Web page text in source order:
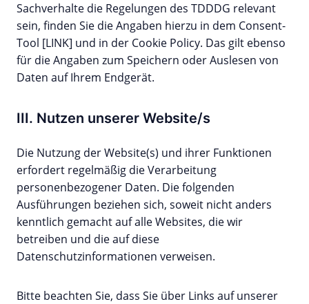
Sachverhalte die Regelungen des TDDDG relevant
sein, finden Sie die Angaben hierzu in dem Consent-
Tool [LINK] und in der Cookie Policy. Das gilt ebenso
für die Angaben zum Speichern oder Auslesen von
Daten auf Ihrem Endgerät.
III. Nutzen unserer Website/s
Die Nutzung der Website(s) und ihrer Funktionen
erfordert regelmäßig die Verarbeitung
personenbezogener Daten. Die folgenden
Ausführungen beziehen sich, soweit nicht anders
kenntlich gemacht auf alle Websites, die wir
betreiben und die auf diese
Datenschutzinformationen verweisen.
Bitte beachten Sie, dass Sie über Links auf unserer